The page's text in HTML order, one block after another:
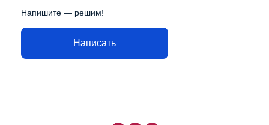
Напишите — решим!
Написать